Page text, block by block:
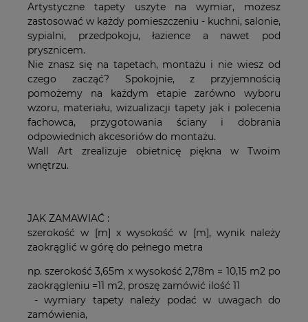
Artystyczne tapety uszyte na wymiar, możesz
zastosować w każdy pomieszczeniu - kuchni, salonie,
sypialni, przedpokoju, łazience a nawet pod
prysznicem.
Nie znasz się na tapetach, montażu i nie wiesz od
czego zacząć? Spokojnie, z przyjemnością
pomożemy na każdym etapie zarówno wyboru
wzoru, materiału, wizualizacji tapety jak i polecenia
fachowca, przygotowania ściany i dobrania
odpowiednich akcesoriów do montażu.
Wall Art zrealizuje obietnicę piękna w Twoim
wnętrzu.
JAK ZAMAWIAĆ :
szerokość w [m] x wysokość w [m], wynik należy
zaokrąglić w górę do pełnego metra
np. szerokość 3,65m x wysokość 2,78m = 10,15 m2 po
zaokrągleniu =11 m2, proszę zamówić ilość 11
- wymiary tapety należy podać w uwagach do
zamówienia,